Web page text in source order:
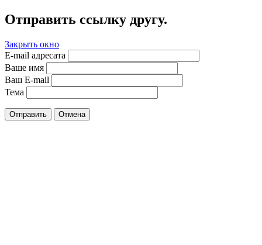
Отправить ссылку другу.
Закрыть окно
E-mail адресата
Ваше имя
Ваш E-mail
Тема
Отправить Отмена